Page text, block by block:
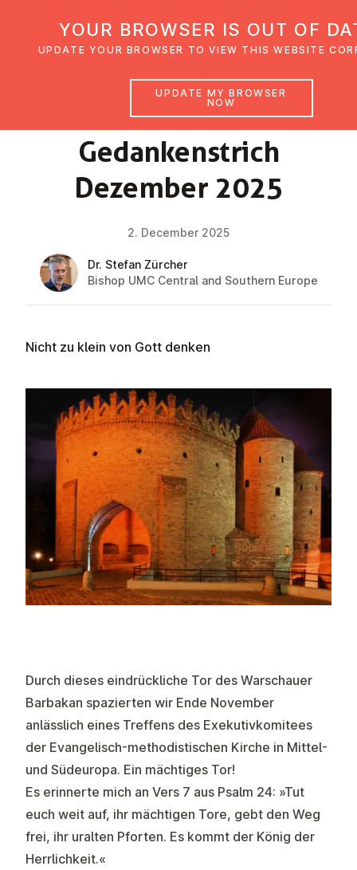
Gedanken­strich
Dezember 2025
FAITH IMPULSE
2. December 2025
Dr. Stefan Zürcher
Bishop UMC Central and Southern Europe
Nicht zu klein von Gott denken
Durch dieses eindrückliche Tor des Warschauer
Barbakan spazierten wir Ende November
anlässlich eines Treffens des Exekutivkomitees
der Evangelisch-methodistischen Kirche in Mittel-
und Südeuropa. Ein mächtiges Tor!
Es erinnerte mich an Vers 7 aus Psalm 24: »Tut
euch weit auf, ihr mächtigen Tore, gebt den Weg
frei, ihr uralten Pforten. Es kommt der König der
Herrlichkeit.«
YOUR BROWSER IS OUT OF
UPDATE YOUR BROWSER TO VIEW THIS WEBSITE
UPDATE MY BROWSER
NOW